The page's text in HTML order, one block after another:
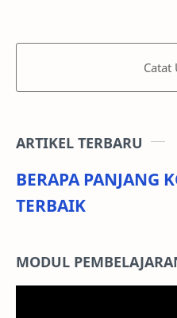
Catat
ARTIKEL TERBARU
BERAPA PANJANG
TERBAIK
MODUL